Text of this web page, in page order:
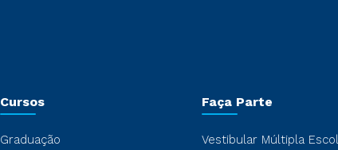
Cursos
Graduação
Faça Parte
Vestibular Múltipla